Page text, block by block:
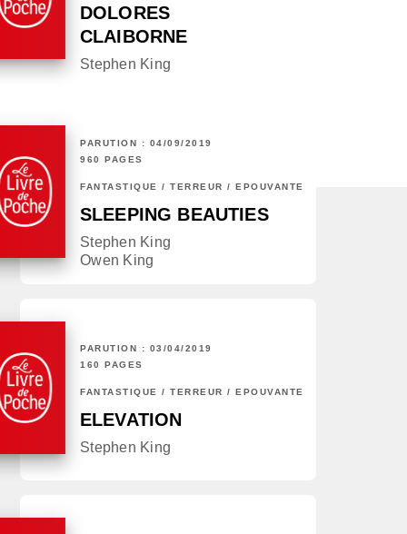
DOLORES
CLAIBORNE
Stephen King
PARUTION : 04/09/2019
960 PAGES
FANTASTIQUE / TERREUR / EPOUVANTE
SLEEPING BEAUTIES
Stephen King
Owen King
PARUTION : 03/04/2019
160 PAGES
FANTASTIQUE / TERREUR / EPOUVANTE
ELEVATION
Stephen King